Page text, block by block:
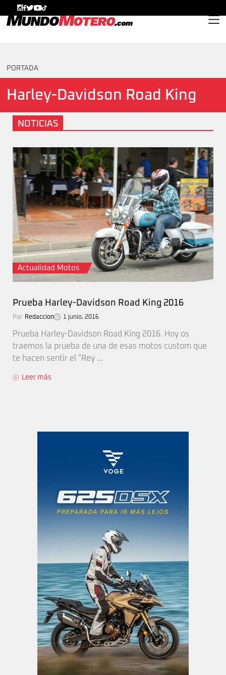
PORTADA
Harley-Davidson Road King
NOTICIAS
Actualidad Motos
Prueba Harley-Davidson Road King 2016
Por Redaccion 1 junio, 2016
Prueba Harley-Davidson Road King 2016. Hoy os
traemos la prueba de una de esas motos custom que
te hacen sentir el "Rey ...
Leer más